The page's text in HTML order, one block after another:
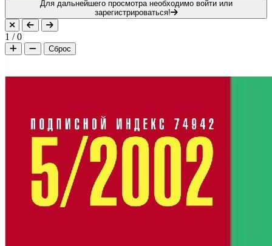
Для дальнейшего просмотра необходимо войти или
зарегистрироваться!
1 /0
Сброс